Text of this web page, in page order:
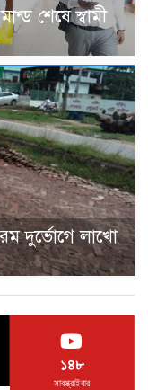
শেষে স্বামী
দুর্ভোগে লাখো
১৪৮
সাবস্ক্রাইবার